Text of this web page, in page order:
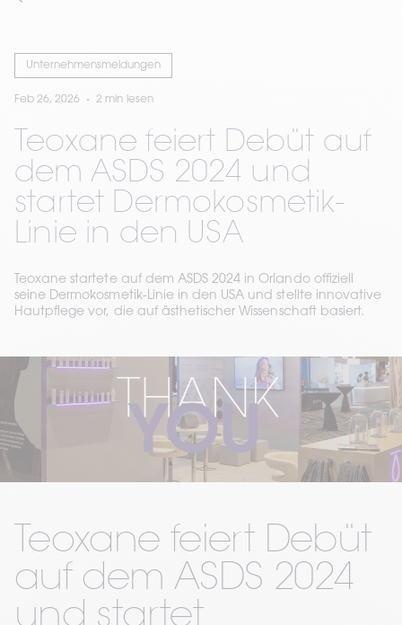
Unternehmensmeldungen
Feb 26, 2026 2 min lesen
Teoxane feiert Debüt auf
dem ASDS 2024 und
startet Dermokosmetik-
Linie in den USA
Teoxane startete auf dem ASDS 2024 in Orlando offiziell
seine Dermokosmetik-Linie in den USA und stellte innovative
Hautpflege vor, die auf ästhetischer Wissenschaft basiert.
Teoxane feiert Debüt
auf dem ASDS 2024